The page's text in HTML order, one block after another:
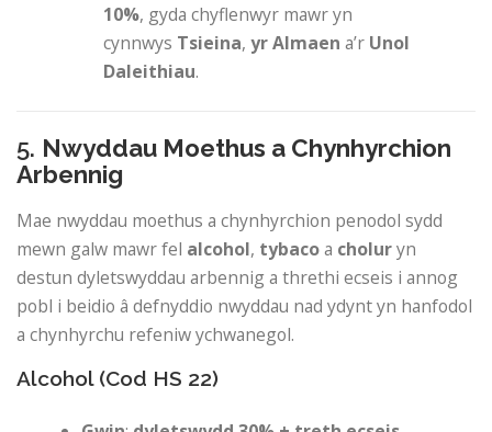
10%, gyda chyflenwyr mawr yn
cynnwys Tsieina,yr Almaen a’r Unol
Daleithiau.
5. Nwyddau Moethus a Chynhyrchion
Arbennig
Mae nwyddau moethus a chynhyrchion penodol sydd
mewn galw mawr fel alcohol, tybacoa choluryn
destun dyletswyddau arbennig a threthi ecseis i annog
pobl i beidio â defnyddio nwyddau nad ydynt yn hanfodol
a chynhyrchu refeniw ychwanegol.
Alcohol (Cod HS 22)